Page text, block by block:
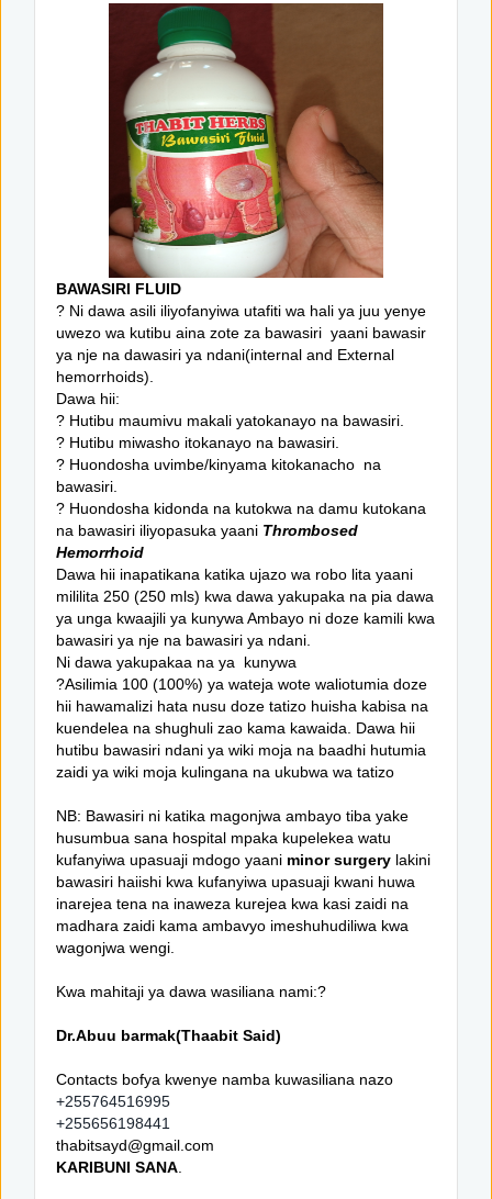
BAWASIRI FLUID
? Ni dawa asili iliyofanyiwa utafiti wa hali ya juu yenye
uwezo wa kutibu aina zote za bawasiri yaani bawasir
ya nje na dawasiri ya ndani(internal and External
hemorrhoids).
Dawa hii:
? Hutibu maumivu makali yatokanayo na bawasiri.
? Hutibu miwasho itokanayo na bawasiri.
? Huondosha uvimbe/kinyama kitokanacho na
bawasiri.
? Huondosha kidonda na kutokwa na damu kutokana
na bawasiri iliyopasuka yaani Thrombosed
Hemorrhoid
Dawa hii inapatikana katika ujazo wa robo lita yaani
mililita 250 (250 mls) kwa dawa yakupaka na pia dawa
ya unga kwaajili ya kunywa Ambayo ni doze kamili kwa
bawasiri ya nje na bawasiri ya ndani.
Ni dawa yakupakaa na ya kunywa
?Asilimia 100 (100%) ya wateja wote waliotumia doze
hii hawamalizi hata nusu doze tatizo huisha kabisa na
kuendelea na shughuli zao kama kawaida. Dawa hii
hutibu bawasiri ndani ya wiki moja na baadhi hutumia
zaidi ya wiki moja kulingana na ukubwa wa tatizo
NB: Bawasiri ni katika magonjwa ambayo tiba yake
husumbua sana hospital mpaka kupelekea watu
kufanyiwa upasuaji mdogo yaani minor surgery lakini
bawasiri haiishi kwa kufanyiwa upasuaji kwani huwa
inarejea tena na inaweza kurejea kwa kasi zaidi na
madhara zaidi kama ambavyo imeshuhudiliwa kwa
wagonjwa wengi.
Kwa mahitaji ya dawa wasiliana nami:?
Dr.Abuu barmak(Thaabit Said)
Contacts bofya kwenye namba kuwasiliana nazo
+255764516995
+255656198441
thabitsayd@gmail.com
KARIBUNI SANA.